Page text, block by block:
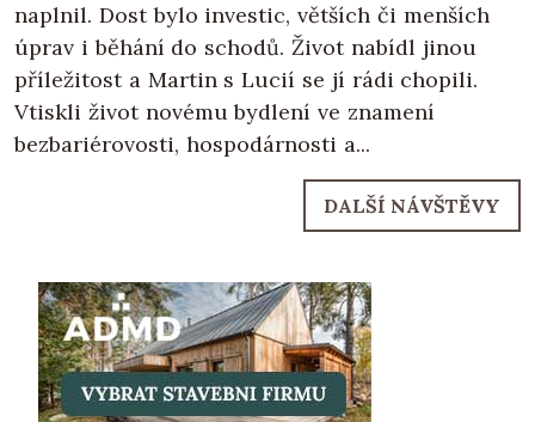
naplnil. Dost bylo investic, větších či menších
úprav i běhání do schodů. Život nabídl jinou
příležitost a Martin s Lucií se jí rádi chopili.
Vtiskli život novému bydlení ve znamení
bezbariérovosti, hospodárnosti a...
DALŠÍ NÁVŠTĚVY